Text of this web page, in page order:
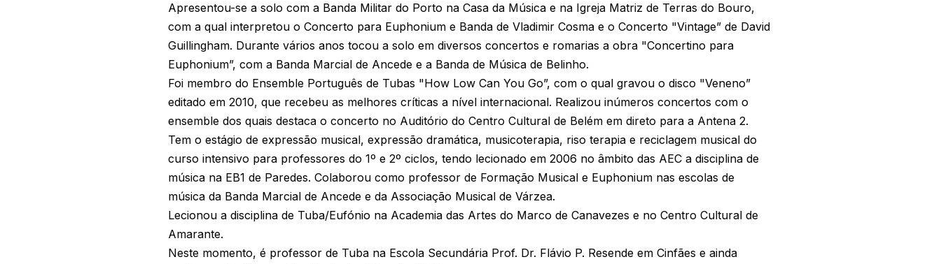
Apresentou-se a solo com a Banda Militar do Porto na Casa da Música e na Igreja Matriz de Terras do Bouro,
com a qual interpretou o Concerto para Euphonium e Banda de Vladimir Cosma e o Concerto "Vintage” de David
Guillingham. Durante vários anos tocou a solo em diversos concertos e romarias a obra "Concertino para
Euphonium”, com a Banda Marcial de Ancede e a Banda de Música de Belinho.
Foi membro do Ensemble Português de Tubas "How Low Can You Go”, com o qual gravou o disco "Veneno”
editado em 2010, que recebeu as melhores críticas a nível internacional. Realizou inúmeros concertos com o
ensemble dos quais destaca o concerto no Auditório do Centro Cultural de Belém em direto para a Antena 2.
Tem o estágio de expressão musical, expressão dramática, musicoterapia, riso terapia e reciclagem musical do
curso intensivo para professores do 1º e 2º ciclos, tendo lecionado em 2006 no âmbito das AEC a disciplina de
música na EB1 de Paredes. Colaborou como professor de Formação Musical e Euphonium nas escolas de
música da Banda Marcial de Ancede e da Associação Musical de Várzea.
Lecionou a disciplina de Tuba/Eufónio na Academia das Artes do Marco de Canavezes e no Centro Cultural de
Amarante.
Neste momento, é professor de Tuba na Escola Secundária Prof. Dr. Flávio P. Resende em Cinfães e ainda